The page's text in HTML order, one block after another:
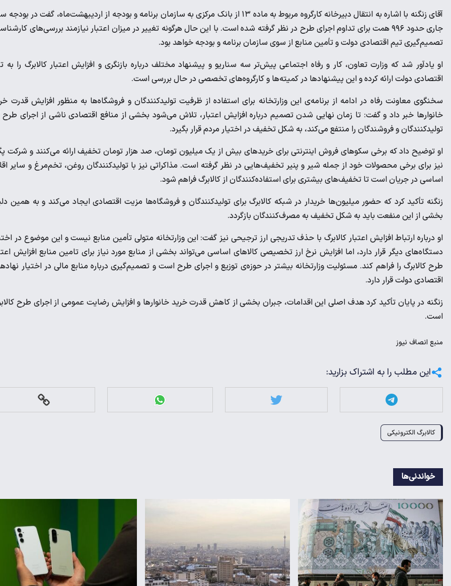
آقای زنگنه با اشاره به انتقال دبیرخانه کارگروه مربوط به ماده ۱۳ از بانک مرکزی به سازمان برنامه و بودجه از اردیبهشت‌ماه، گفت در
جاری حدود ۹۹۶ همت برای تداوم اجرای طرح در نظر گرفته شده است. با این حال هرگونه تغییر در میزان اعتبار نیازمند بررسی‌های
تصمیم‌گیری تیم اقتصادی دولت و تأمین منابع از سوی سازمان برنامه و بودجه خواهد بود.
او یادآور شد که وزارت تعاون، کار و رفاه اجتماعی پیش‌تر سه سناریو و پیشنهاد مختلف درباره بازنگری و افزایش اعتبار کالابرگ را به
اقتصادی دولت ارائه کرده و این پیشنهادها در کمیته‌ها و کارگروه‌های تخصصی در حال بررسی است.
سخنگوی معاونت رفاه در ادامه از برنامه‌ی این وزارتخانه برای استفاده از ظرفیت تولیدکنندگان و فروشگاه‌ها به منظور افزایش قدرت
خانوارها خبر داد و گفت: تا زمان نهایی شدن تصمیم درباره افزایش اعتبار، تلاش می‌شود بخشی از منافع اقتصادی ناشی از اجرای طرح
تولیدکنندگان و فروشندگان را منتفع می‌کند، به شکل تخفیف در اختیار مردم قرار بگیرد.
او توضیح داد که برخی سکوهای فروش اینترنتی برای خریدهای بیش از یک میلیون تومان، صد هزار تومان تخفیف ارائه می‌کنند و شرکت
نیز برای برخی محصولات خود از جمله شیر و پنیر تخفیف‌هایی در نظر گرفته است. مذاکراتی نیز با تولیدکنندگان روغن، تخم‌مرغ و سایر
اساسی در جریان است تا تخفیف‌های بیشتری برای استفاده‌کنندگان از کالابرگ فراهم شود.
زنگنه تأکید کرد که حضور میلیون‌ها خریدار در شبکه کالابرگ برای تولیدکنندگان و فروشگاه‌ها مزیت اقتصادی ایجاد می‌کند و به همین
بخشی از این منفعت باید به شکل تخفیف به مصرف‌کنندگان بازگردد.
او درباره ارتباط افزایش اعتبار کالابرگ با حذف تدریجی ارز ترجیحی نیز گفت: این وزارتخانه متولی تأمین منابع نیست و این موضوع در
دستگاه‌های دیگر قرار دارد، اما افزایش نرخ ارز تخصیصی کالاهای اساسی می‌تواند بخشی از منابع مورد نیاز برای تامین منابع افزایش
طرح کالابرگ را فراهم کند. مسئولیت وزارتخانه بیشتر در حوزه‌ی توزیع و اجرای طرح است و تصمیم‌گیری درباره منابع مالی در اختیار
اقتصادی دولت قرار دارد.
زنگنه در پایان تأکید کرد هدف اصلی این اقدامات، جبران بخشی از کاهش قدرت خرید خانوارها و افزایش رضایت عمومی از اجرای طرح
است.
منبع انصاف نیوز
این مطلب را به اشتراک بزارید:
کالابرگ الکترونیکی
خواندنی‌ها